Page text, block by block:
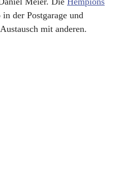
der Postgarage und
mit anderen.